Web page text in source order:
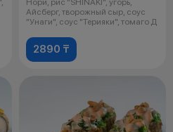
Айсберг, творожный сыр, соус
"Унаги", соус "Терияки", томаго Д
2890 ₸